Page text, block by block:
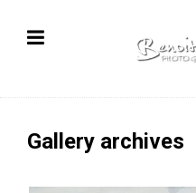
Gallery archives